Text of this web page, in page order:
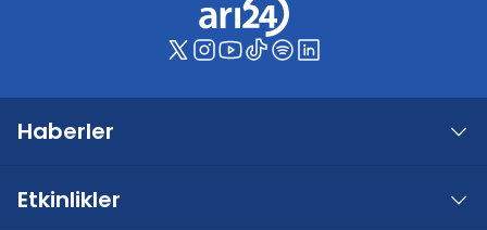
Haberler
Etkinlikler